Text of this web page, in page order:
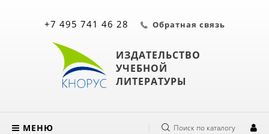
ИЗДАТЕЛЬСТВО
УЧЕБНОЙ
ЛИТЕРАТУРЫ
+7 495 741 46 28 Обратная связь
МЕНЮ Поиск по каталогу